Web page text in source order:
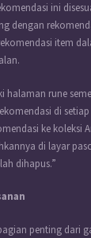
ini
dengan
item
halaman rune
di
ke koleksi
di layar
dihapus.”
penting dari